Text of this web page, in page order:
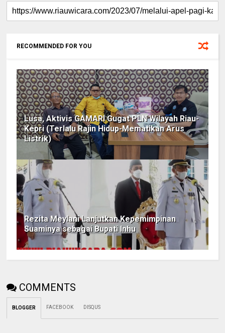
RECOMMENDED FOR YOU
Lusa, Aktivis GAMARI Gugat PLN Wilayah Riau-
Kepri (Terlalu Rajin Hidup-Mematikan Arus
Listrik)
Rezita Meylani Lanjutkan Kepemimpinan
Suaminya sebagai Bupati Inhu
COMMENTS
BLOGGER FACEBOOK DISQUS